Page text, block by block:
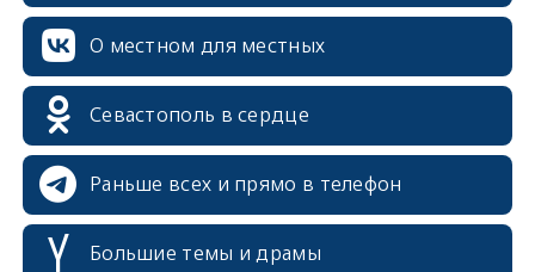
О местном для местных
Севастополь в сердце
Раньше всех и прямо в телефон
Большие темы и драмы